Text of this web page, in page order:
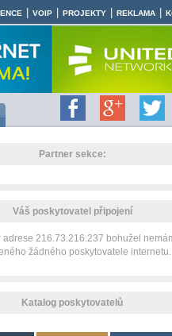
VOIP PROJEKTY REKLAMA
Partner sekce:
Váš poskytovatel připojení
adrese 216.73.216.237 bohužel
žádného poskytovatele internetu.
Katalog poskytovatelů